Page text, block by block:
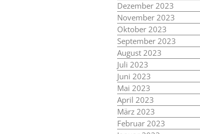
Dezember 2023
November 2023
Oktober 2023
September 2023
August 2023
Juli 2023
Juni 2023
Mai 2023
April 2023
März 2023
Februar 2023